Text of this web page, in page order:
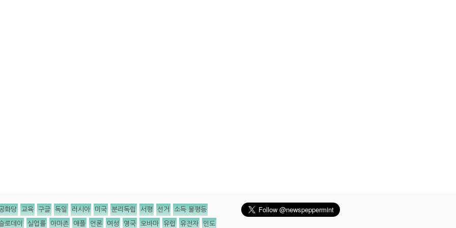
화당 교육 구글 독일 러시아 미국 분리독립 서평 선거 소득 불평등
로데이 실업률 아마존 애플 언론 여성 영국 오바마 유럽 유전자 인도